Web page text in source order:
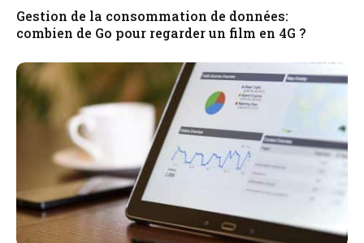
Gestion de la consommation de données:
combien de Go pour regarder un film en 4G ?